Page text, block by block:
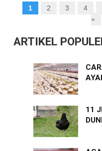
1 2 3 4
»
ARTIKEL
11